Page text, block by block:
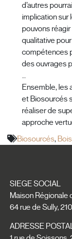
d’autres
implication sur
pouvons
qualitative
compétences
des ouvrages
…
Ensemble, les
et Biosourcés
réaliser de
approche
Biosourcés, Bois
SIEGE SOCIAL
Maison Régionale
64 rue de Sully,
ADRESSE